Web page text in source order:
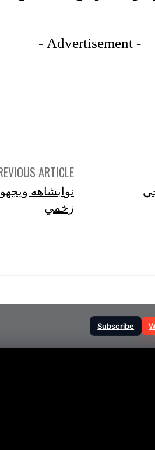
- Advertisement -
ARTICLE
زخمي
Subscribe